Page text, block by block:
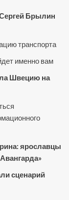
Брылин
транспорта
именно вам
Швецию на
ярославцы
сценарий